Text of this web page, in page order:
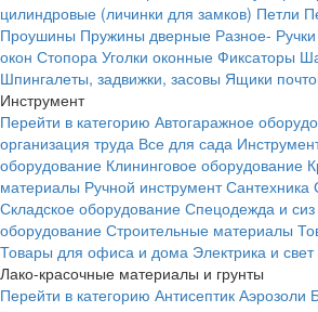
цилиндровые (личинки для замков) Петли
Проушины Пружины дверные Разное- Ручки
окон Стопора Уголки оконные Фиксаторы
Шпингалеты, задвижки, засовы Ящики
Инструмент
Перейти в категорию Автогаражное
организация труда Все для сада
оборудование Клининговое оборудование
материалы Ручной инструмент Сантехника
Складское оборудование Спецодежда и сиз
оборудование Строительные материалы
Товары для офиса и дома Электрика и свет
Лако-красочные материалы и грунты
Перейти в категорию Антисептик Аэрозоли